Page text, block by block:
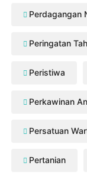
Perdagangan
Peringatan
Peristiwa
Perkawinan
Persatuan
Pertanian